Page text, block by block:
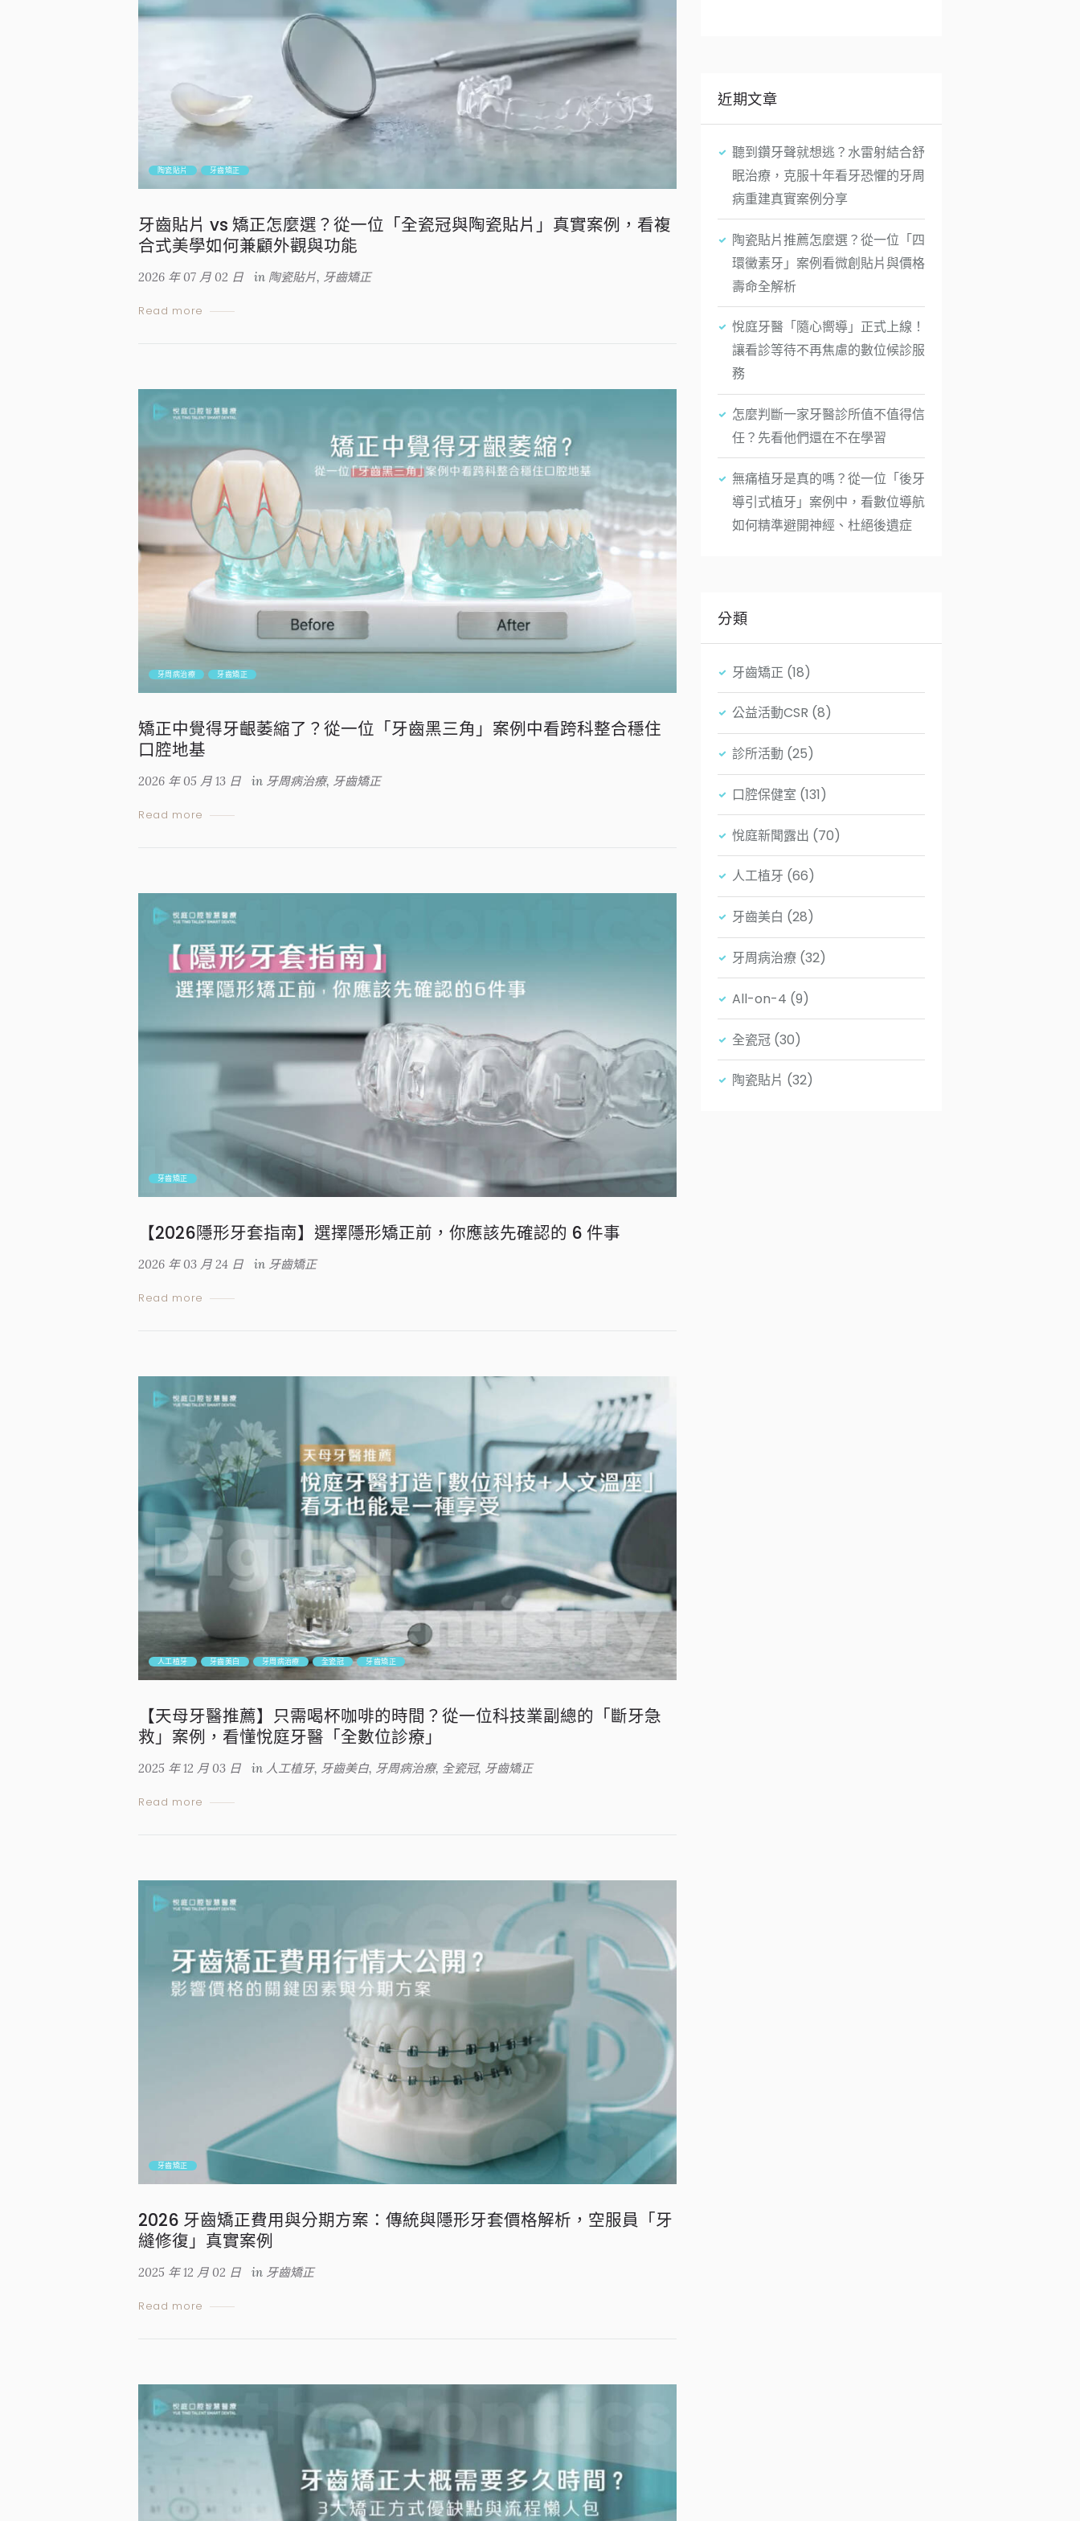
陶瓷貼片 牙齒矯正
牙齒貼片 vs 矯正怎麼選？從一位「全瓷冠與陶瓷貼片」真實案例，看複
合式美學如何兼顧外觀與功能
2026 年 07 月 02 日 in 陶瓷貼片, 牙齒矯正
Read more
牙周病治療 牙齒矯正
矯正中覺得牙齦萎縮了？從一位「牙齒黑三角」案例中看跨科整合穩住
口腔地基
2026 年 05 月 13 日 in 牙周病治療, 牙齒矯正
Read more
牙齒矯正
【2026隱形牙套指南】選擇隱形矯正前，你應該先確認的 6 件事
2026 年 03 月 24 日 in 牙齒矯正
Read more
人工植牙 牙齒美白 牙周病治療 全瓷冠 牙齒矯正
【天母牙醫推薦】只需喝杯咖啡的時間？從一位科技業副總的「斷牙急
救」案例，看懂悅庭牙醫「全數位診療」
2025 年 12 月 03 日 in 人工植牙, 牙齒美白, 牙周病治療, 全瓷冠, 牙齒矯正
Read more
牙齒矯正
2026 牙齒矯正費用與分期方案：傳統與隱形牙套價格解析，空服員「牙
縫修復」真實案例
2025 年 12 月 02 日 in 牙齒矯正
Read more
近期文章
聽到鑽牙聲就想逃？水雷射結合舒
眠治療，克服十年看牙恐懼的牙周
病重建真實案例分享
陶瓷貼片推薦怎麼選？從一位「四
環黴素牙」案例看微創貼片與價格
壽命全解析
悅庭牙醫「隨心嚮導」正式上線！
讓看診等待不再焦慮的數位候診服
務
怎麼判斷一家牙醫診所值不值得信
任？先看他們還在不在學習
無痛植牙是真的嗎？從一位「後牙
導引式植牙」案例中，看數位導航
如何精準避開神經、杜絕後遺症
分類
牙齒矯正 (18)
公益活動CSR (8)
診所活動 (25)
口腔保健室 (131)
悅庭新聞露出 (70)
人工植牙 (66)
牙齒美白 (28)
牙周病治療(32)
All-on-4 (9)
全瓷冠(30)
陶瓷貼片 (32)